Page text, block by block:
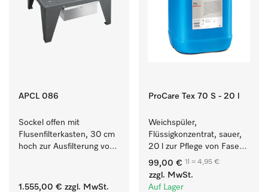
APCL 086
Sockel offen mit
Flusenfilterkasten, 30 cm
hoch zur Ausfilterung von
1.555,00 € zzgl. MwSt.
ProCare Tex 70 S - 20 l
Weichspüler,
Flüssigkonzentrat, sauer,
20 l zur Pflege von Fasern
für eine langfristige
Geschmeidigkeit der
Textilien.
99,00 € 1l = 4,95 €
zzgl. MwSt.
Auf Lager